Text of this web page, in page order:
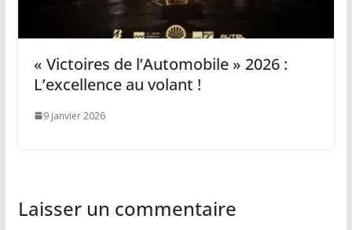
« Victoires de l’Automobile » 2026 :
L’excellence au volant !
9 janvier 2026
Laisser un commentaire